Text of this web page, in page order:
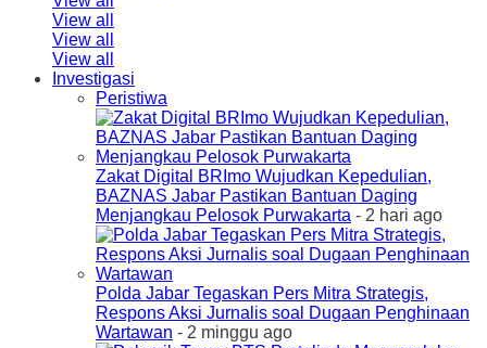
View all
View all
View all
Investigasi
Peristiwa
Zakat Digital BRImo Wujudkan Kepedulian,
BAZNAS Jabar Pastikan Bantuan Daging
Menjangkau Pelosok Purwakarta - 2 hari ago
Polda Jabar Tegaskan Pers Mitra Strategis,
Respons Aksi Jurnalis soal Dugaan Penghinaan
Wartawan - 2 minggu ago